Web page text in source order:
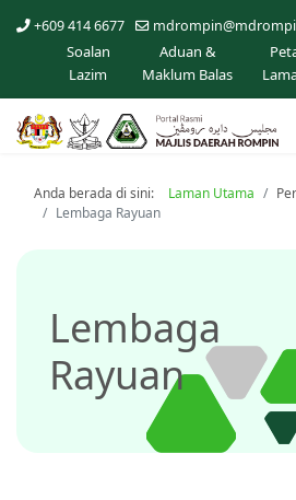
+609 414 6677
Soalan
Lazim
Aduan &
Maklum Balas
Anda berada di sini: Laman Utama
Lembaga Rayuan
Lembaga
Rayuan